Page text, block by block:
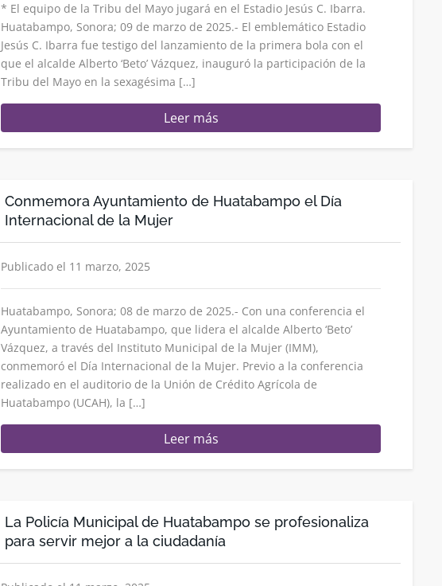
* El equipo de la Tribu del Mayo jugará en el Estadio Jesús C. Ibarra.
Huatabampo, Sonora; 09 de marzo de 2025.- El emblemático Estadio
Jesús C. Ibarra fue testigo del lanzamiento de la primera bola con el
que el alcalde Alberto ‘Beto’ Vázquez, inauguró la participación de la
Tribu del Mayo en la sexagésima […]
Leer más
Conmemora Ayuntamiento de Huatabampo el Día
Internacional de la Mujer
Publicado el 11 marzo, 2025
Huatabampo, Sonora; 08 de marzo de 2025.- Con una conferencia el
Ayuntamiento de Huatabampo, que lidera el alcalde Alberto ‘Beto’
Vázquez, a través del Instituto Municipal de la Mujer (IMM),
conmemoró el Día Internacional de la Mujer. Previo a la conferencia
realizado en el auditorio de la Unión de Crédito Agrícola de
Huatabampo (UCAH), la […]
Leer más
La Policía Municipal de Huatabampo se profesionaliza
para servir mejor a la ciudadanía